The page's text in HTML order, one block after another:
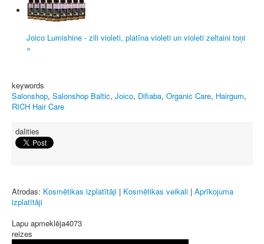
Joico Lumishine - zili violeti, platīna violeti un violeti zeltaini toņi
»
keywords
Salonshop, Salonshop Baltic, Joico, Difiaba, Organic Care, Hairgum,
RICH Hair Care
dalities
Atrodas: Kosmētikas izplatītāji | Kosmētikas veikali | Aprīkojuma
izplatītāji
Lapu apmeklēja4073
reizes